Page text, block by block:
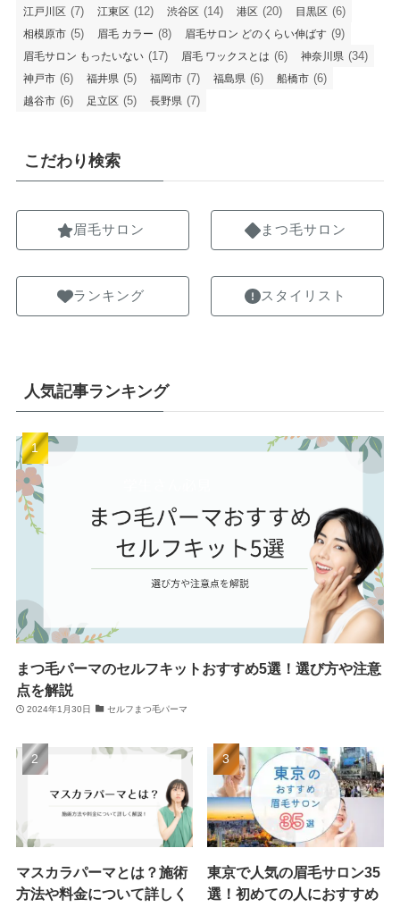
江戸川区 (7) 江東区 (12) 渋谷区 (14) 港区 (20) 目黒区 (6)
相模原市 (5) 眉毛 カラー (8) 眉毛サロン どのくらい伸ばす (9)
眉毛サロン もったいない (17) 眉毛 ワックスとは (6) 神奈川県 (34)
神戸市 (6) 福井県 (5) 福岡市 (7) 福島県 (6) 船橋市 (6)
越谷市 (6) 足立区 (5) 長野県 (7)
こだわり検索
眉毛サロン
ランキング
まつ毛サロン
スタイリスト
人気記事ランキング
まつ毛パーマのセルフキットおすすめ5選！選び方や注意
点を解説
2024年1月30日 セルフまつ毛パーマ
マスカラパーマとは？施術
方法や料金について詳しく
東京で人気の眉毛サロン35
選！初めての人におすすめ